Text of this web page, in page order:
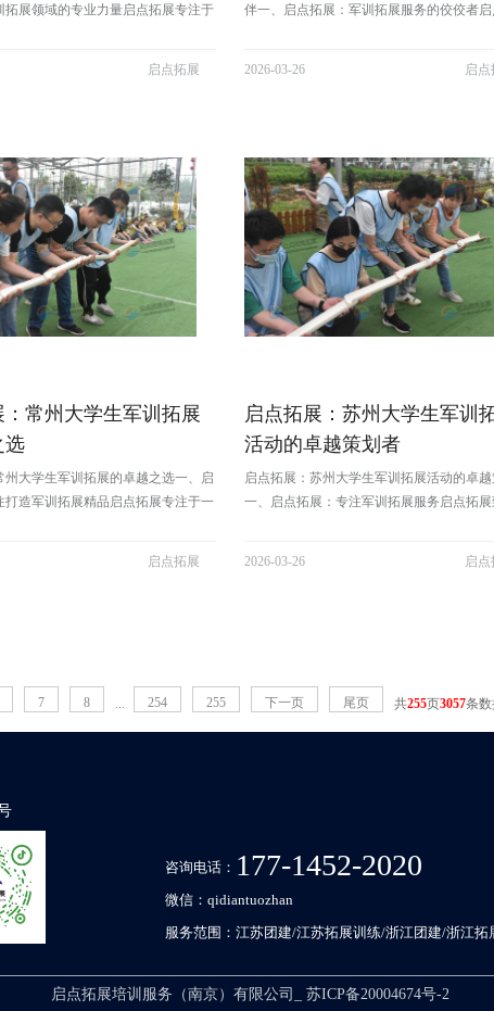
拓展领域的专业力量启点拓展专注于
司拥有几百家专业拓展基地，并精心
启点拓展
伴一、启点拓展：军训拓展服务的佼佼者启
在江浙沪皖地区，公司拥有几百家专业拓展
2026-03-26 启点
：常州大学生军训拓展
选
州大学生军训拓展的卓越之选一、启
打造军训拓展精品启点拓展专注于一
局了几百家专业拓展基地，精心打造
启点拓展
启点拓展：苏州大学生军训
活动的卓越策划者
启点拓展：苏州大学生军训拓展活动的卓
一、启点拓展：专注军训拓展服务启点拓
在江浙沪皖地区拥有几百家专业拓展基地，
2026-03-26 启点
7 8 ... 254 255 下一页 尾页 共255页3057条
咨询电话： 177-1452-2020
微信：qidiantuozhan
服务范围：江苏团建/江苏拓展训练/浙江团建/浙江
启点拓展培训服务（南京）有限公司_ 苏ICP备20004674号-2